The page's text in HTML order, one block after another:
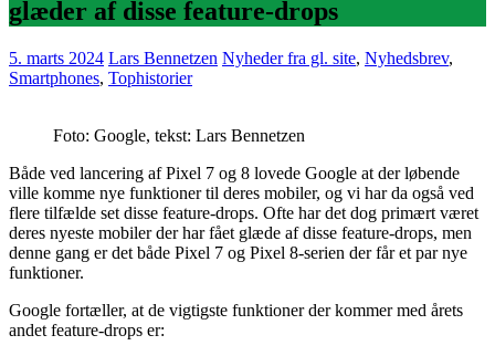
glæder af disse feature-drops
5. marts 2024 Lars Bennetzen Nyheder fra gl. site, Nyhedsbrev,
Smartphones, Tophistorier
Foto: Google, tekst: Lars Bennetzen
Både ved lancering af Pixel 7 og 8 lovede Google at der løbende
ville komme nye funktioner til deres mobiler, og vi har da også ved
flere tilfælde set disse feature-drops. Ofte har det dog primært været
deres nyeste mobiler der har fået glæde af disse feature-drops, men
denne gang er det både Pixel 7 og Pixel 8-serien der får et par nye
funktioner.
Google fortæller, at de vigtigste funktioner der kommer med årets
andet feature-drops er: